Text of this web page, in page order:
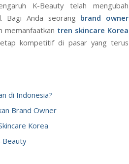
K-Beauty telah mengubah
Bagi Anda seorang brand owner
memanfaatkan tren skincare Korea
kompetitif di pasar yang terus
di Indonesia?
Brand Owner
Korea
Beauty